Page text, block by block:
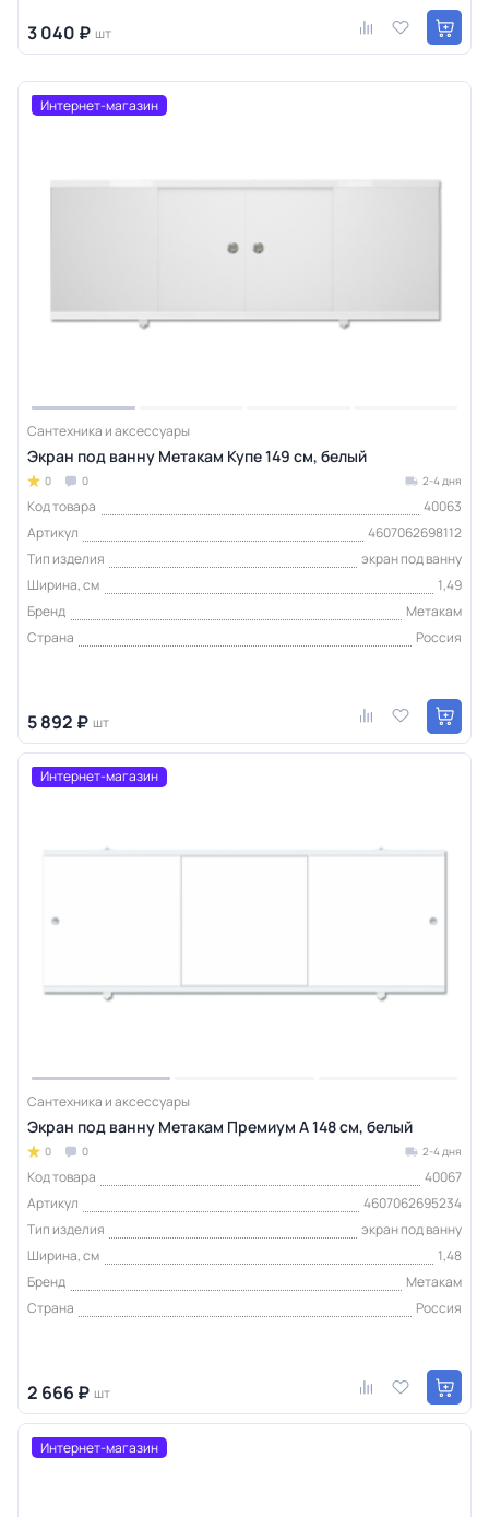
3 040 ₽ шт
Интернет-магазин
Сантехника и аксессуары
Экран под ванну Метакам Купе 149 см, белый
0 0 2-4 дня
Код товара
40063
Артикул
4607062698112
Тип изделия
экран под ванну
Ширина, см
1,49
Бренд
Метакам
Страна
Россия
5 892 ₽ шт
Интернет-магазин
Сантехника и аксессуары
Экран под ванну Метакам Премиум А 148 см, белый
0 0 2-4 дня
Код товара
40067
Артикул
4607062695234
Тип изделия
экран под ванну
Ширина, см
1,48
Бренд
Метакам
Страна
Россия
2 666 ₽ шт
Интернет-магазин